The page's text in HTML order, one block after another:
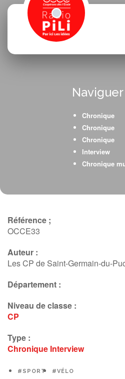
Les-
Naviguer
Chronique
Chronique
Chronique
Interview
Chronique
Référence ;
OCCE33
Auteur :
Les CP de Saint-Germain-du-
Département :
Niveau de classe :
CP
Type :
Chronique Interview
#SPORT #VÉLO